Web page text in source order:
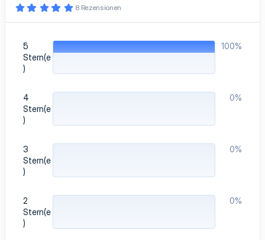
5
0
S
t
n
e
8 Rezensionen
5
Stern(e
)
100%
4
Stern(e
)
0%
3
Stern(e
)
0%
2
Stern(e
)
0%